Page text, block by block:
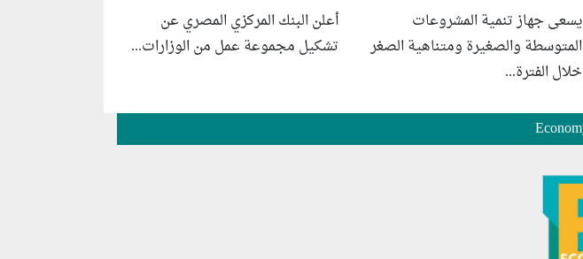
يسعى جهاز تنمية المشروعات
المتوسطة والصغيرة ومتناهية الصغر
خلال الفترة...
أعلن البنك المركزي المصري عن
تشكيل مجموعة عمل من الوزارات...